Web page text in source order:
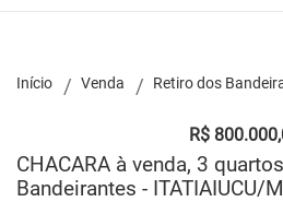
Início Venda Retiro dos
R$
CHACARA à venda, 3
Bandeirantes - ITATIAIUCU/